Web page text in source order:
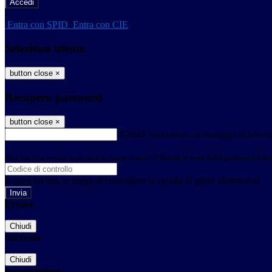
-
Entra con SPID Entra con CIE
Seleziona utente
button close ×
Recupero password
button close ×
E-mail Verrà inviato un messaggio
Non hai una e-mail associata al nome utente? Effettua il reset della password
E-mail inviata, si prega di controllare la casella di posta elettronica!
Errore
Chiudi
Successo
Chiudi